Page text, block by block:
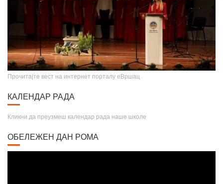
Прочитајте вест на интернет порталу еВршац
КАЛЕНДАР РАДА
Кликни да преузмеш календар рада наше школе
ОБЕЛЕЖЕН ДАН РОМА